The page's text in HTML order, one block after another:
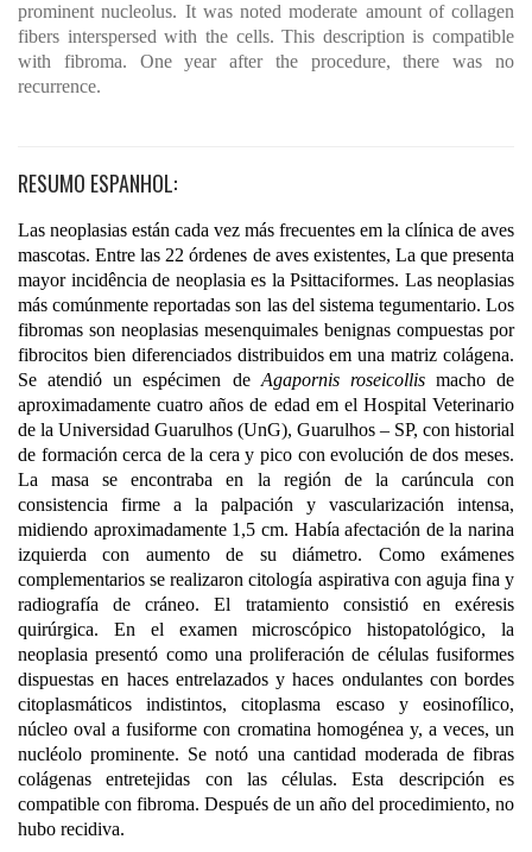
prominent nucleolus. It was noted moderate amount of collagen
fibers interspersed with the cells. This description is compatible
with fibroma. One year after the procedure, there was no
recurrence.
RESUMO ESPANHOL:
Las neoplasias están cada vez más frecuentes em la clínica de aves
mascotas. Entre las 22 órdenes de aves existentes, La que presenta
mayor incidência de neoplasia es la Psittaciformes. Las neoplasias
más comúnmente reportadas son las del sistema tegumentario. Los
fibromas son neoplasias mesenquimales benignas compuestas por
fibrocitos bien diferenciados distribuidos em una matriz colágena.
Se atendió un espécimen de Agapornis roseicollis macho de
aproximadamente cuatro años de edad em el Hospital Veterinario
de la Universidad Guarulhos (UnG), Guarulhos – SP, con historial
de formación cerca de la cera y pico con evolución de dos meses.
La masa se encontraba en la región de la carúncula con
consistencia firme a la palpación y vascularización intensa,
midiendo aproximadamente 1,5 cm. Había afectación de la narina
izquierda con aumento de su diámetro. Como exámenes
complementarios se realizaron citología aspirativa con aguja fina y
radiografía de cráneo. El tratamiento consistió en exéresis
quirúrgica. En el examen microscópico histopatológico, la
neoplasia presentó como una proliferación de células fusiformes
dispuestas en haces entrelazados y haces ondulantes con bordes
citoplasmáticos indistintos, citoplasma escaso y eosinofílico,
núcleo oval a fusiforme con cromatina homogénea y, a veces, un
nucléolo prominente. Se notó una cantidad moderada de fibras
colágenas entretejidas con las células. Esta descripción es
compatible con fibroma. Después de un año del procedimiento, no
hubo recidiva.